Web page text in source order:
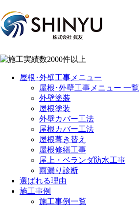
屋根･外壁工事メニュー
屋根･外壁工事メニュー 一覧
外壁塗装
屋根塗装
外壁カバー工法
屋根カバー工法
屋根葺き替え
屋根修繕工事
屋上・ベランダ防水工事
雨漏り診断
選ばれる理由
施工事例
施工事例一覧